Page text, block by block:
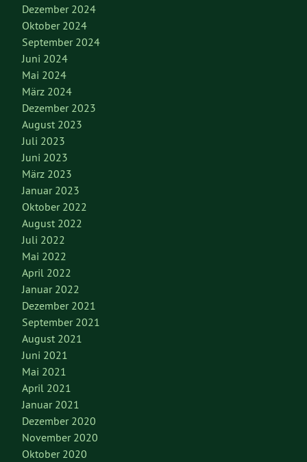
Dezember 2024
Oktober 2024
September 2024
Juni 2024
Mai 2024
März 2024
Dezember 2023
August 2023
Juli 2023
Juni 2023
März 2023
Januar 2023
Oktober 2022
August 2022
Juli 2022
Mai 2022
April 2022
Januar 2022
Dezember 2021
September 2021
August 2021
Juni 2021
Mai 2021
April 2021
Januar 2021
Dezember 2020
November 2020
Oktober 2020